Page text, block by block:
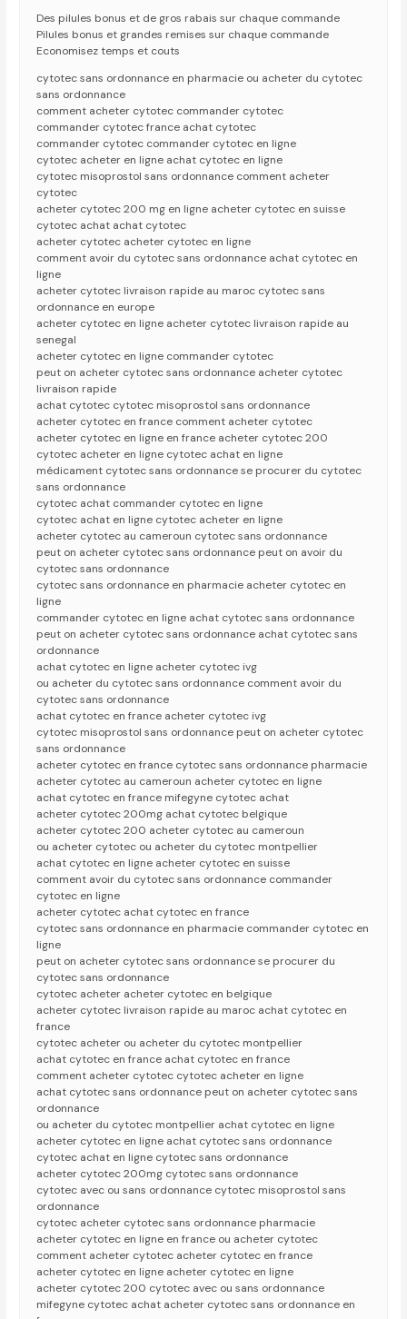
Des pilules bonus et de gros rabais sur chaque commande
Pilules bonus et grandes remises sur chaque commande
Economisez temps et couts
cytotec sans ordonnance en pharmacie ou acheter du cytotec
sans ordonnance
comment acheter cytotec commander cytotec
commander cytotec france achat cytotec
commander cytotec commander cytotec en ligne
cytotec acheter en ligne achat cytotec en ligne
cytotec misoprostol sans ordonnance comment acheter
cytotec
acheter cytotec 200 mg en ligne acheter cytotec en suisse
cytotec achat achat cytotec
acheter cytotec acheter cytotec en ligne
comment avoir du cytotec sans ordonnance achat cytotec en
ligne
acheter cytotec livraison rapide au maroc cytotec sans
ordonnance en europe
acheter cytotec en ligne acheter cytotec livraison rapide au
senegal
acheter cytotec en ligne commander cytotec
peut on acheter cytotec sans ordonnance acheter cytotec
livraison rapide
achat cytotec cytotec misoprostol sans ordonnance
acheter cytotec en france comment acheter cytotec
acheter cytotec en ligne en france acheter cytotec 200
cytotec acheter en ligne cytotec achat en ligne
médicament cytotec sans ordonnance se procurer du cytotec
sans ordonnance
cytotec achat commander cytotec en ligne
cytotec achat en ligne cytotec acheter en ligne
acheter cytotec au cameroun cytotec sans ordonnance
peut on acheter cytotec sans ordonnance peut on avoir du
cytotec sans ordonnance
cytotec sans ordonnance en pharmacie acheter cytotec en
ligne
commander cytotec en ligne achat cytotec sans ordonnance
peut on acheter cytotec sans ordonnance achat cytotec sans
ordonnance
achat cytotec en ligne acheter cytotec ivg
ou acheter du cytotec sans ordonnance comment avoir du
cytotec sans ordonnance
achat cytotec en france acheter cytotec ivg
cytotec misoprostol sans ordonnance peut on acheter cytotec
sans ordonnance
acheter cytotec en france cytotec sans ordonnance pharmacie
acheter cytotec au cameroun acheter cytotec en ligne
achat cytotec en france mifegyne cytotec achat
acheter cytotec 200mg achat cytotec belgique
acheter cytotec 200 acheter cytotec au cameroun
ou acheter cytotec ou acheter du cytotec montpellier
achat cytotec en ligne acheter cytotec en suisse
comment avoir du cytotec sans ordonnance commander
cytotec en ligne
acheter cytotec achat cytotec en france
cytotec sans ordonnance en pharmacie commander cytotec en
ligne
peut on acheter cytotec sans ordonnance se procurer du
cytotec sans ordonnance
cytotec acheter acheter cytotec en belgique
acheter cytotec livraison rapide au maroc achat cytotec en
france
cytotec acheter ou acheter du cytotec montpellier
achat cytotec en france achat cytotec en france
comment acheter cytotec cytotec acheter en ligne
achat cytotec sans ordonnance peut on acheter cytotec sans
ordonnance
ou acheter du cytotec montpellier achat cytotec en ligne
acheter cytotec en ligne achat cytotec sans ordonnance
cytotec achat en ligne cytotec sans ordonnance
acheter cytotec 200mg cytotec sans ordonnance
cytotec avec ou sans ordonnance cytotec misoprostol sans
ordonnance
cytotec acheter cytotec sans ordonnance pharmacie
acheter cytotec en ligne en france ou acheter cytotec
comment acheter cytotec acheter cytotec en france
acheter cytotec en ligne acheter cytotec en ligne
acheter cytotec 200 cytotec avec ou sans ordonnance
mifegyne cytotec achat acheter cytotec sans ordonnance en